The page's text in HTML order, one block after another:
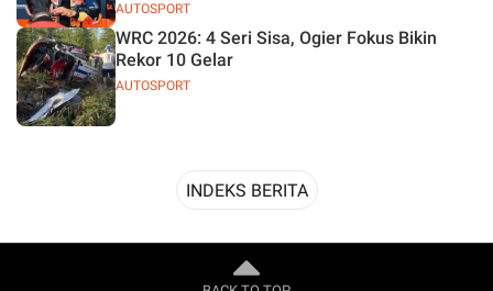
AUTOSPORT
AUTOSPORT
WRC 2026: 4 Seri Sisa, Ogier Fokus Bikin
Rekor 10 Gelar
INDEKS BERITA